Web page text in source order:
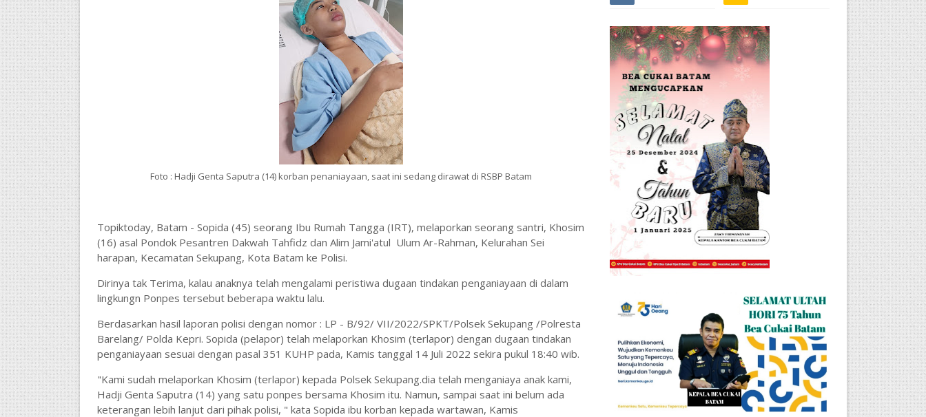
Foto : Hadji Genta Saputra (14) korban penaniayaan, saat ini sedang dirawat di RSBP Batam
Topiktoday, Batam - Sopida (45) seorang Ibu Rumah Tangga (IRT), melaporkan seorang santri, Khosim
(16) asal Pondok Pesantren Dakwah Tahfidz dan Alim Jami'atul Ulum Ar-Rahman, Kelurahan Sei
harapan, Kecamatan Sekupang, Kota Batam ke Polisi.
Dirinya tak Terima, kalau anaknya telah mengalami peristiwa dugaan tindakan penganiayaan di dalam
lingkungn Ponpes tersebut beberapa waktu lalu.
Berdasarkan hasil laporan polisi dengan nomor : LP - B/92/ VII/2022/SPKT/Polsek Sekupang /Polresta
Barelang/ Polda Kepri. Sopida (pelapor) telah melaporkan Khosim (terlapor) dengan dugaan tindakan
penganiayaan sesuai dengan pasal 351 KUHP pada, Kamis tanggal 14 Juli 2022 sekira pukul 18:40 wib.
"Kami sudah melaporkan Khosim (terlapor) kepada Polsek Sekupang.dia telah menganiaya anak kami,
Hadji Genta Saputra (14) yang satu ponpes bersama Khosim itu. Namun, sampai saat ini belum ada
keterangan lebih lanjut dari pihak polisi, " kata Sopida ibu korban kepada wartawan, Kamis